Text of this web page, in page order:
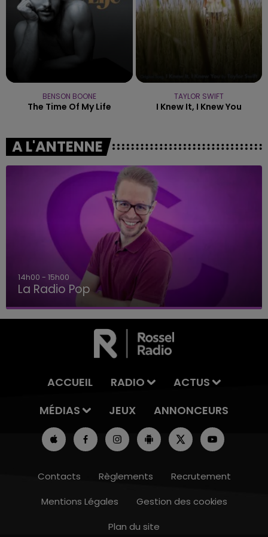
10h00 - 14h00
BENSON BOONE
The Time Of My Life
TAYLOR SWIFT
I Knew It, I Knew You
A L'ANTENNE
14h00 - 15h00
La Radio Pop
ACCUEIL RADIO
ACTUS
MÉDIAS
JEUX ANNONCEURS
Contacts Règlements
Recrutement
Mentions Légales
Gestion des cookies
Plan du site